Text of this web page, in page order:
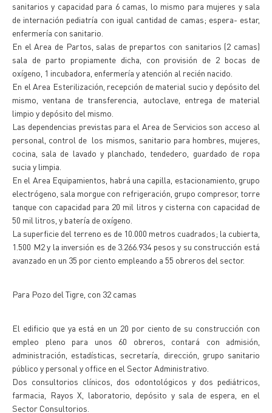
sanitarios y capacidad para 6 camas, lo mismo para mujeres y sala
de internación pediatría con igual cantidad de camas; espera- estar,
enfermería con sanitario.
En el Area de Partos, salas de prepartos con sanitarios (2 camas)
sala de parto propiamente dicha, con provisión de 2 bocas de
oxígeno, 1 incubadora, enfermería y atención al recién nacido.
En el Area Esterilización, recepción de material sucio y depósito del
mismo, ventana de transferencia, autoclave, entrega de material
limpio y depósito del mismo.
Las dependencias previstas para el Area de Servicios son acceso al
personal, control de los mismos, sanitario para hombres, mujeres,
cocina, sala de lavado y planchado, tendedero, guardado de ropa
sucia y limpia.
En el Area Equipamientos, habrá una capilla, estacionamiento, grupo
electrógeno, sala morgue con refrigeración, grupo compresor, torre
tanque con capacidad para 20 mil litros y cisterna con capacidad de
50 mil litros, y batería de oxígeno.
La superficie del terreno es de 10.000 metros cuadrados; la cubierta,
1.500 M2 y la inversión es de 3.266.934 pesos y su construcción está
avanzado en un 35 por ciento empleando a 55 obreros del sector.
Para Pozo del Tigre, con 32 camas
El edificio que ya está en un 20 por ciento de su construcción con
empleo pleno para unos 60 obreros, contará con admisión,
administración, estadísticas, secretaría, dirección, grupo sanitario
público y personal y office en el Sector Administrativo.
Dos consultorios clínicos, dos odontológicos y dos pediátricos,
farmacia, Rayos X, laboratorio, depósito y sala de espera, en el
Sector Consultorios.